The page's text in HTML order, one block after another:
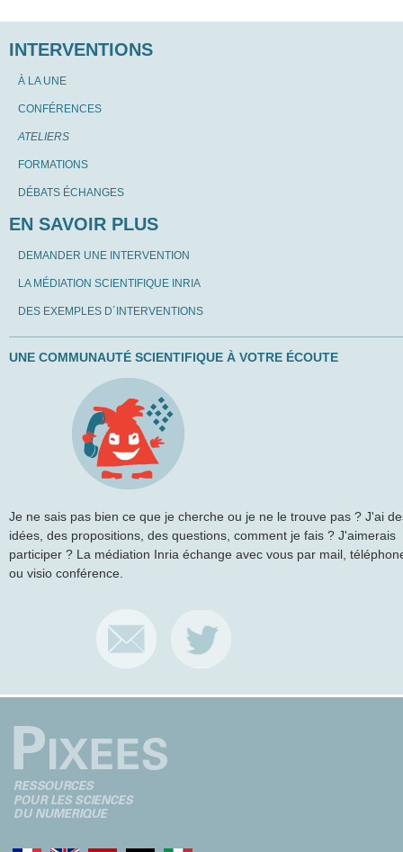
INTERVENTIONS
À LA UNE
CONFÉRENCES
ATELIERS
FORMATIONS
DÉBATS ÉCHANGES
EN SAVOIR PLUS
DEMANDER UNE INTERVENTION
LA MÉDIATION SCIENTIFIQUE INRIA
DES EXEMPLES D´INTERVENTIONS
UNE COMMUNAUTÉ SCIENTIFIQUE À VOTRE ÉCOUTE
Je ne sais pas bien ce que je cherche ou je ne le trouve pas ? J'ai
idées, des propositions, des questions, comment je fais ? J'aimerais
participer ? La médiation Inria échange avec vous par mail,
ou visio conférence.